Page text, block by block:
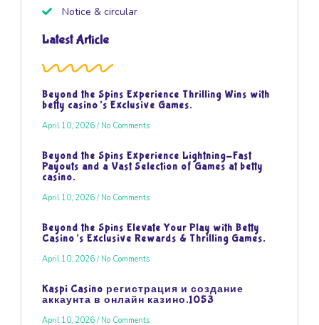
Notice & circular
Latest Article
Beyond the Spins Experience Thrilling Wins with
betty casino’s Exclusive Games.
April 10, 2026 No Comments
Beyond the Spins Experience Lightning-Fast
Payouts and a Vast Selection of Games at betty
casino.
April 10, 2026 No Comments
Beyond the Spins Elevate Your Play with Betty
Casino’s Exclusive Rewards & Thrilling Games.
April 10, 2026 No Comments
Kaspi Casino регистрация и создание
аккаунта в онлайн казино.1053
April 10, 2026 No Comments